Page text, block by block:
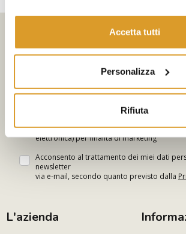
Accetta tutti
Personalizza
Rifiuta
Iscriviti alla
Seleziona i tuoi interessi
Acconsento al trattamento dei miei dati
elettronica) per finalità di marketing
Acconsento al trattamento dei miei dati
newsletter
via e-mail, secondo quanto previsto dalla
L'azienda